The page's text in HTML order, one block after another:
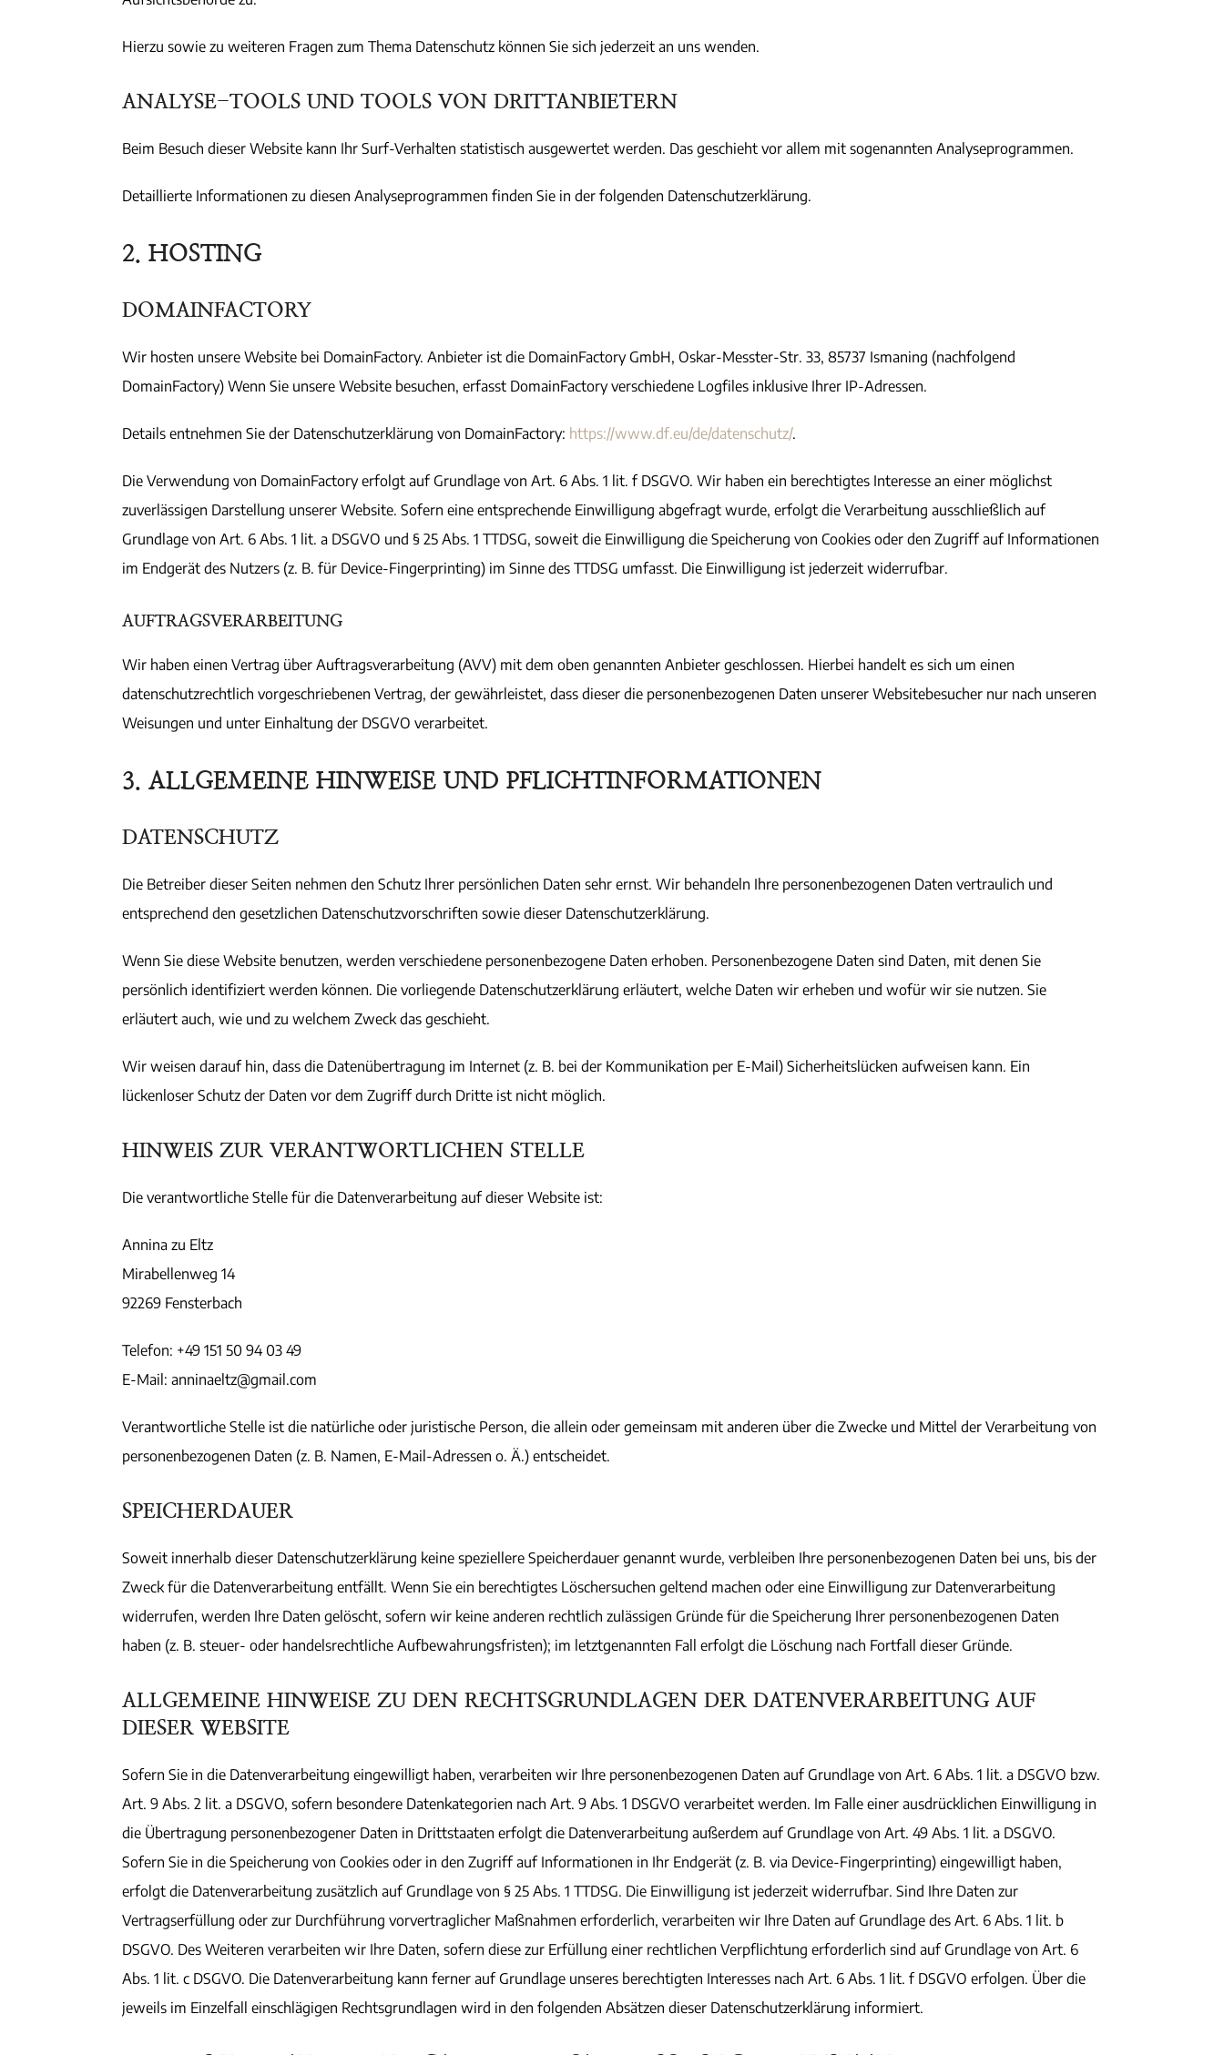
Hierzu sowie zu weiteren Fragen zum Thema Datenschutz können Sie sich jederzeit an uns wenden.
ANALYSE-TOOLS UND TOOLS VON DRITT­ANBIETERN
Beim Besuch dieser Website kann Ihr Surf-Verhalten statistisch ausgewertet werden. Das geschieht vor allem mit sogenannten Analyseprogrammen.
Detaillierte Informationen zu diesen Analyseprogrammen finden Sie in der folgenden Datenschutzerklärung.
2. HOSTING
DOMAINFACTORY
Wir hosten unsere Website bei DomainFactory. Anbieter ist die DomainFactory GmbH, Oskar-Messter-Str. 33, 85737 Ismaning (nachfolgend
DomainFactory) Wenn Sie unsere Website besuchen, erfasst DomainFactory verschiedene Logfiles inklusive Ihrer IP-Adressen.
Details entnehmen Sie der Datenschutzerklärung von DomainFactory: https://www.df.eu/de/datenschutz/.
Die Verwendung von DomainFactory erfolgt auf Grundlage von Art. 6 Abs. 1 lit. f DSGVO. Wir haben ein berechtigtes Interesse an einer möglichst
zuverlässigen Darstellung unserer Website. Sofern eine entsprechende Einwilligung abgefragt wurde, erfolgt die Verarbeitung ausschließlich auf
Grundlage von Art. 6 Abs. 1 lit. a DSGVO und § 25 Abs. 1 TTDSG, soweit die Einwilligung die Speicherung von Cookies oder den Zugriff auf Informationen
im Endgerät des Nutzers (z. B. für Device-Fingerprinting) im Sinne des TTDSG umfasst. Die Einwilligung ist jederzeit widerrufbar.
AUFTRAGSVERARBEITUNG
Wir haben einen Vertrag über Auftragsverarbeitung (AVV) mit dem oben genannten Anbieter geschlossen. Hierbei handelt es sich um einen
datenschutzrechtlich vorgeschriebenen Vertrag, der gewährleistet, dass dieser die personenbezogenen Daten unserer Websitebesucher nur nach unseren
Weisungen und unter Einhaltung der DSGVO verarbeitet.
3. ALLGEMEINE HINWEISE UND PFLICHT­INFORMATIONEN
DATENSCHUTZ
Die Betreiber dieser Seiten nehmen den Schutz Ihrer persönlichen Daten sehr ernst. Wir behandeln Ihre personenbezogenen Daten vertraulich und
entsprechend den gesetzlichen Datenschutzvorschriften sowie dieser Datenschutzerklärung.
Wenn Sie diese Website benutzen, werden verschiedene personenbezogene Daten erhoben. Personenbezogene Daten sind Daten, mit denen Sie
persönlich identifiziert werden können. Die vorliegende Datenschutzerklärung erläutert, welche Daten wir erheben und wofür wir sie nutzen. Sie
erläutert auch, wie und zu welchem Zweck das geschieht.
Wir weisen darauf hin, dass die Datenübertragung im Internet (z. B. bei der Kommunikation per E-Mail) Sicherheitslücken aufweisen kann. Ein
lückenloser Schutz der Daten vor dem Zugriff durch Dritte ist nicht möglich.
HINWEIS ZUR VERANTWORTLICHEN STELLE
Die verantwortliche Stelle für die Datenverarbeitung auf dieser Website ist:
Annina zu Eltz
Mirabellenweg 14
92269 Fensterbach
Telefon: +49 151 50 94 03 49
E-Mail: anninaeltz@gmail.com
Verantwortliche Stelle ist die natürliche oder juristische Person, die allein oder gemeinsam mit anderen über die Zwecke und Mittel der Verarbeitung von
personenbezogenen Daten (z. B. Namen, E-Mail-Adressen o. Ä.) entscheidet.
SPEICHERDAUER
Soweit innerhalb dieser Datenschutzerklärung keine speziellere Speicherdauer genannt wurde, verbleiben Ihre personenbezogenen Daten bei uns, bis der
Zweck für die Datenverarbeitung entfällt. Wenn Sie ein berechtigtes Löschersuchen geltend machen oder eine Einwilligung zur Datenverarbeitung
widerrufen, werden Ihre Daten gelöscht, sofern wir keine anderen rechtlich zulässigen Gründe für die Speicherung Ihrer personenbezogenen Daten
haben (z. B. steuer- oder handelsrechtliche Aufbewahrungsfristen); im letztgenannten Fall erfolgt die Löschung nach Fortfall dieser Gründe.
ALLGEMEINE HINWEISE ZU DEN RECHTSGRUNDLAGEN DER DATENVERARBEITUNG AUF
DIESER WEBSITE
Sofern Sie in die Datenverarbeitung eingewilligt haben, verarbeiten wir Ihre personenbezogenen Daten auf Grundlage von Art. 6 Abs. 1 lit. a DSGVO bzw.
Art. 9 Abs. 2 lit. a DSGVO, sofern besondere Datenkategorien nach Art. 9 Abs. 1 DSGVO verarbeitet werden. Im Falle einer ausdrücklichen Einwilligung in
die Übertragung personenbezogener Daten in Drittstaaten erfolgt die Datenverarbeitung außerdem auf Grundlage von Art. 49 Abs. 1 lit. a DSGVO.
Sofern Sie in die Speicherung von Cookies oder in den Zugriff auf Informationen in Ihr Endgerät (z. B. via Device-Fingerprinting) eingewilligt haben,
erfolgt die Datenverarbeitung zusätzlich auf Grundlage von § 25 Abs. 1 TTDSG. Die Einwilligung ist jederzeit widerrufbar. Sind Ihre Daten zur
Vertragserfüllung oder zur Durchführung vorvertraglicher Maßnahmen erforderlich, verarbeiten wir Ihre Daten auf Grundlage des Art. 6 Abs. 1 lit. b
DSGVO. Des Weiteren verarbeiten wir Ihre Daten, sofern diese zur Erfüllung einer rechtlichen Verpflichtung erforderlich sind auf Grundlage von Art. 6
Abs. 1 lit. c DSGVO. Die Datenverarbeitung kann ferner auf Grundlage unseres berechtigten Interesses nach Art. 6 Abs. 1 lit. f DSGVO erfolgen. Über die
jeweils im Einzelfall einschlägigen Rechtsgrundlagen wird in den folgenden Absätzen dieser Datenschutzerklärung informiert.